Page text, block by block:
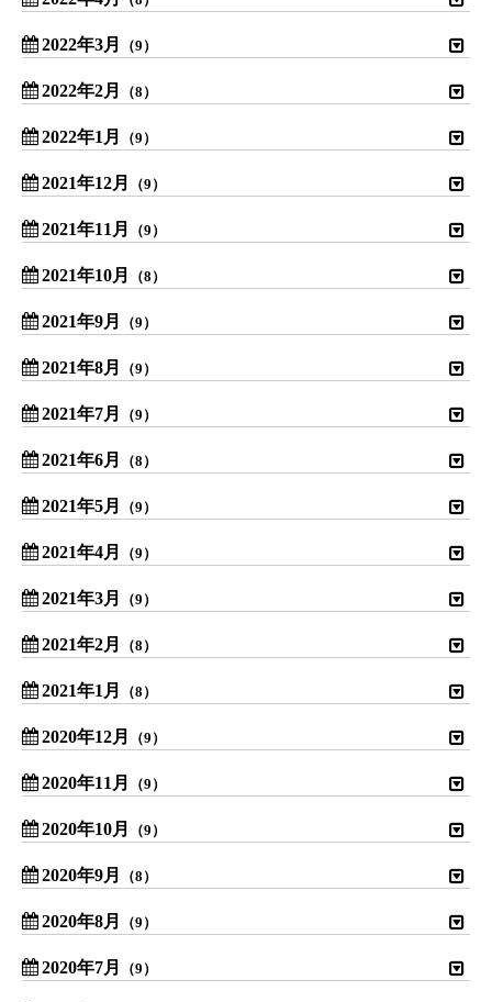
2022年3月 （9）
2022年2月 （8）
2022年1月 （9）
2021年12月 （9）
2021年11月 （9）
2021年10月 （8）
2021年9月 （9）
2021年8月 （9）
2021年7月 （9）
2021年6月 （8）
2021年5月 （9）
2021年4月 （9）
2021年3月 （9）
2021年2月 （8）
2021年1月 （8）
2020年12月 （9）
2020年11月 （9）
2020年10月 （9）
2020年9月 （8）
2020年8月 （9）
2020年7月 （9）